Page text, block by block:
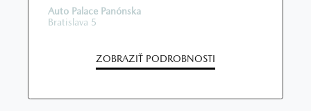
Auto Palace Panónska
Bratislava 5
ZOBRAZIŤ PODROBNOSTI